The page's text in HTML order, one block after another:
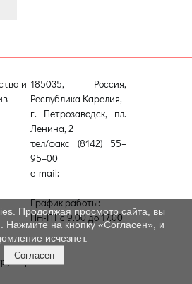
и 185035, Россия,
Республика Карелия,
г. Петрозаводск, пл.
Ленина, 2
тел/факс (8142) 55–
95–00
e-mail:
График работы:
ПН-ПТ с 9.00 до 17.00
сайтов
Продолжая просмотр сайта, вы
Нажмите на кнопку «Согласен», и
исчезнет.
Согласен